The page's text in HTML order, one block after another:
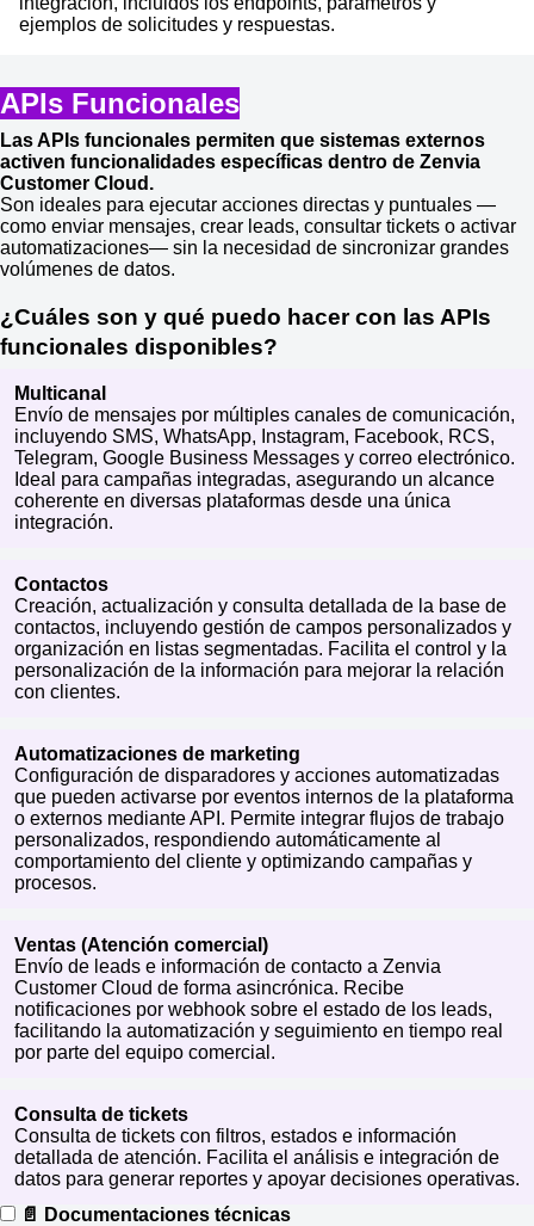
ejemplos de solicitudes y respuestas.
APIs Funcionales
Las APIs funcionales permiten que sistemas externos
activen funcionalidades específicas dentro de Zenvia
Customer Cloud.
Son ideales para ejecutar acciones directas y puntuales —
como enviar mensajes, crear leads, consultar tickets o activar
automatizaciones— sin la necesidad de sincronizar grandes
volúmenes de datos.
¿Cuáles son y qué puedo hacer con las APIs
funcionales disponibles?
Multicanal
Envío de mensajes por múltiples canales de comunicación,
incluyendo SMS, WhatsApp, Instagram, Facebook, RCS,
Telegram, Google Business Messages y correo electrónico.
Ideal para campañas integradas, asegurando un alcance
coherente en diversas plataformas desde una única
integración.
Contactos
Creación, actualización y consulta detallada de la base de
contactos, incluyendo gestión de campos personalizados y
organización en listas segmentadas. Facilita el control y la
personalización de la información para mejorar la relación
con clientes.
Automatizaciones de marketing
Configuración de disparadores y acciones automatizadas
que pueden activarse por eventos internos de la plataforma
o externos mediante API. Permite integrar flujos de trabajo
personalizados, respondiendo automáticamente al
comportamiento del cliente y optimizando campañas y
procesos.
Ventas (Atención comercial)
Envío de leads e información de contacto a Zenvia
Customer Cloud de forma asincrónica. Recibe
notificaciones por webhook sobre el estado de los leads,
facilitando la automatización y seguimiento en tiempo real
por parte del equipo comercial.
Consulta de tickets
Consulta de tickets con filtros, estados e información
detallada de atención. Facilita el análisis e integración de
datos para generar reportes y apoyar decisiones operativas.
📄 Documentaciones técnicas